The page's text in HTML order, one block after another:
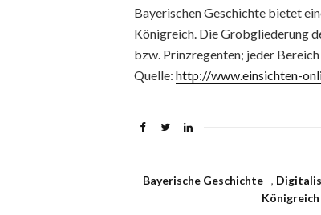
Bayerischen Geschichte bietet
Königreich. Die Grobgliederung
bzw. Prinzregenten; jeder
Quelle: http://www.einsichten-
Bayerische Geschichte ,
Königreich